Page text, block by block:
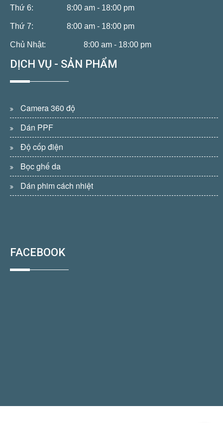
Thứ 6: 8:00 am - 18:00 pm
Thứ 7: 8:00 am - 18:00 pm
Chủ Nhật: 8:00 am - 18:00 pm
DỊCH VỤ - SẢN PHẨM
Camera 360 độ
Dán PPF
Độ cốp điện
Bọc ghế da
Dán phim cách nhiệt
FACEBOOK